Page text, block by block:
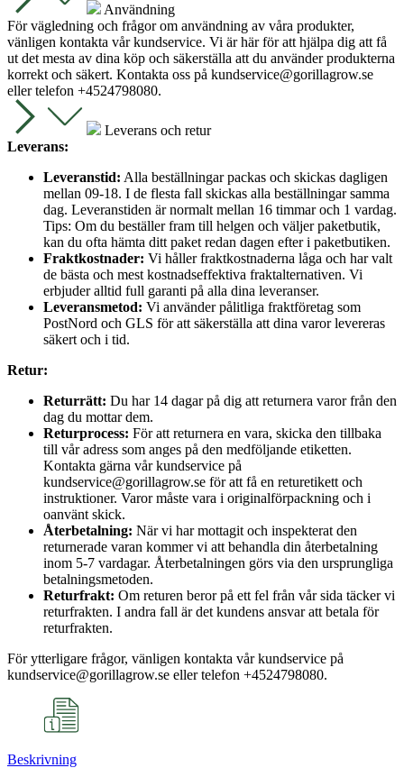
Användning
För vägledning och frågor om användning av våra produkter,
vänligen kontakta vår kundservice. Vi är här för att hjälpa dig att få
ut det mesta av dina köp och säkerställa att du använder produkterna
korrekt och säkert. Kontakta oss på kundservice@gorillagrow.se
eller telefon +4524798080.
Leverans och retur
Leverans:
Leveranstid: Alla beställningar packas och skickas dagligen
mellan 09-18. I de flesta fall skickas alla beställningar samma
dag. Leveranstiden är normalt mellan 16 timmar och 1 vardag.
Tips: Om du beställer fram till helgen och väljer paketbutik,
kan du ofta hämta ditt paket redan dagen efter i paketbutiken.
Fraktkostnader: Vi håller fraktkostnaderna låga och har valt
de bästa och mest kostnadseffektiva fraktalternativen. Vi
erbjuder alltid full garanti på alla dina leveranser.
Leveransmetod: Vi använder pålitliga fraktföretag som
PostNord och GLS för att säkerställa att dina varor levereras
säkert och i tid.
Retur:
Returrätt: Du har 14 dagar på dig att returnera varor från den
dag du mottar dem.
Returprocess: För att returnera en vara, skicka den tillbaka
till vår adress som anges på den medföljande etiketten.
Kontakta gärna vår kundservice på
kundservice@gorillagrow.se för att få en returetikett och
instruktioner. Varor måste vara i originalförpackning och i
oanvänt skick.
Återbetalning: När vi har mottagit och inspekterat den
returnerade varan kommer vi att behandla din återbetalning
inom 5-7 vardagar. Återbetalningen görs via den ursprungliga
betalningsmetoden.
Returfrakt: Om returen beror på ett fel från vår sida täcker vi
returfrakten. I andra fall är det kundens ansvar att betala för
returfrakten.
För ytterligare frågor, vänligen kontakta vår kundservice på
kundservice@gorillagrow.se eller telefon +4524798080.
Beskrivning